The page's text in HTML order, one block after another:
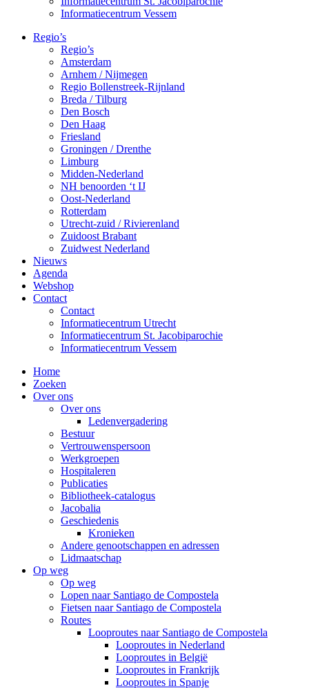
Informatiecentrum Vessem
Regio’s
Regio’s
Amsterdam
Arnhem / Nijmegen
Regio Bollenstreek-Rijnland
Breda / Tilburg
Den Bosch
Den Haag
Friesland
Groningen / Drenthe
Limburg
Midden-Nederland
NH benoorden ‘t IJ
Oost-Nederland
Rotterdam
Utrecht-zuid / Rivierenland
Zuidoost Brabant
Zuidwest Nederland
Nieuws
Agenda
Webshop
Contact
Contact
Informatiecentrum Utrecht
Informatiecentrum St. Jacobiparochie
Informatiecentrum Vessem
Home
Zoeken
Over ons
Over ons
Ledenvergadering
Bestuur
Vertrouwenspersoon
Werkgroepen
Hospitaleren
Publicaties
Bibliotheek-catalogus
Jacobalia
Geschiedenis
Kronieken
Andere genootschappen en adressen
Lidmaatschap
Op weg
Op weg
Lopen naar Santiago de Compostela
Fietsen naar Santiago de Compostela
Routes
Looproutes naar Santiago de Compostela
Looproutes in Nederland
Looproutes in België
Looproutes in Frankrijk
Looproutes in Spanje